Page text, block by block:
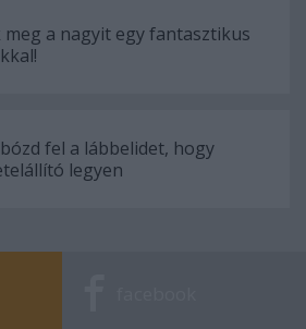
meg a nagyit egy fantasztikus
fel a lábbelidet, hogy
legyen